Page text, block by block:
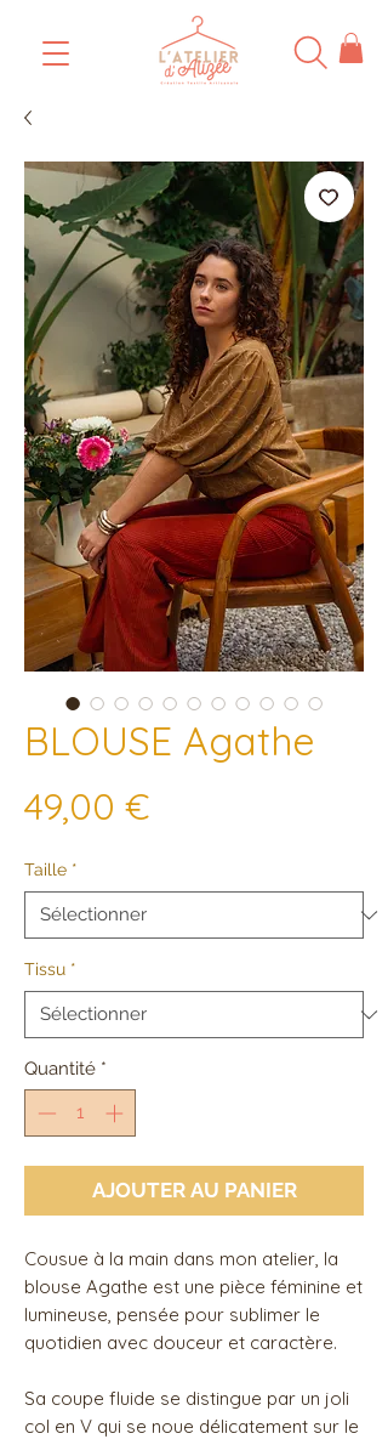
BLOUSE Agathe
49,00 €
Taille *
Tissu *
Quantité *
AJOUTER AU PANIER
Cousue à la main dans mon atelier, la
blouse Agathe est une pièce féminine et
lumineuse, pensée pour sublimer le
quotidien avec douceur et caractère.
Sa coupe fluide se distingue par un joli
col en V qui se noue délicatement sur le